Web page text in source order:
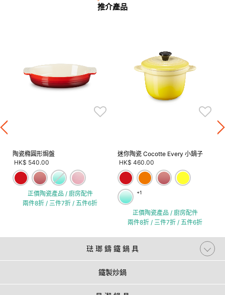
推介產品
陶瓷橢圓形焗盤
HK$ 540.00
正價陶瓷產品 / 廚房配件
兩件8折 / 三件7折 / 五件6折
迷你陶瓷 Cocotte Every 小鍋子
HK$ 460.00
+1
正價陶瓷產品 / 廚房配件
兩件8折 / 三件7折 / 五件6折
琺 瑯 鑄 鐵 鍋 具
鐵製炒鍋